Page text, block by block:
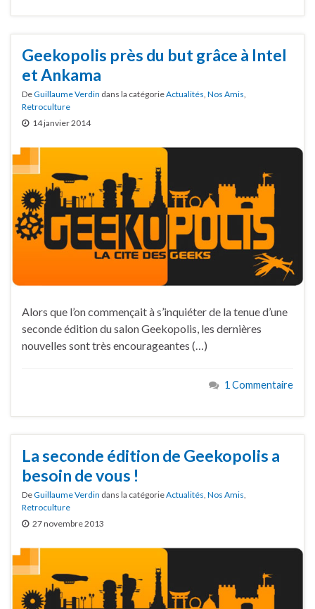
Geekopolis près du but grâce à Intel
et Ankama
DeGuillaume Verdin dans la catégorieActualités Nos Amis
Retroculture
14 janvier 2014
Alors que l’on commençait à s’inquiéter de la tenue d’une
seconde édition du salon Geekopolis, les dernières
nouvelles sont très encourageantes (…)
1 Commentaire
La seconde édition de Geekopolis a
besoin de vous !
DeGuillaume Verdin dans la catégorieActualités, Nos Amis,
Retroculture
27 novembre 2013